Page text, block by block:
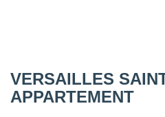
VERSAILLES
APPARTEMENT